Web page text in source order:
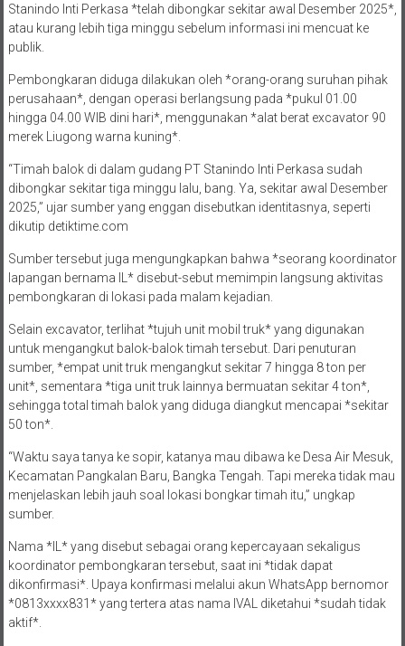
Stanindo Inti Perkasa *telah dibongkar sekitar awal Desember 2025*,
atau kurang lebih tiga minggu sebelum informasi ini mencuat ke
publik.
Pembongkaran diduga dilakukan oleh *orang-orang suruhan pihak
perusahaan*, dengan operasi berlangsung pada *pukul 01.00
hingga 04.00 WIB dini hari*, menggunakan *alat berat excavator 90
merek Liugong warna kuning*.
“Timah balok di dalam gudang PT Stanindo Inti Perkasa sudah
dibongkar sekitar tiga minggu lalu, bang. Ya, sekitar awal Desember
2025,” ujar sumber yang enggan disebutkan identitasnya, seperti
dikutip detiktime.com
Sumber tersebut juga mengungkapkan bahwa *seorang koordinator
lapangan bernama IL* disebut-sebut memimpin langsung aktivitas
pembongkaran di lokasi pada malam kejadian.
Selain excavator, terlihat *tujuh unit mobil truk* yang digunakan
untuk mengangkut balok-balok timah tersebut. Dari penuturan
sumber, *empat unit truk mengangkut sekitar 7 hingga 8 ton per
unit*, sementara *tiga unit truk lainnya bermuatan sekitar 4 ton*,
sehingga total timah balok yang diduga diangkut mencapai *sekitar
50 ton*.
“Waktu saya tanya ke sopir, katanya mau dibawa ke Desa Air Mesuk,
Kecamatan Pangkalan Baru, Bangka Tengah. Tapi mereka tidak mau
menjelaskan lebih jauh soal lokasi bongkar timah itu,” ungkap
sumber.
Nama *IL* yang disebut sebagai orang kepercayaan sekaligus
koordinator pembongkaran tersebut, saat ini *tidak dapat
dikonfirmasi*. Upaya konfirmasi melalui akun WhatsApp bernomor
*0813xxxx831* yang tertera atas nama IVAL diketahui *sudah tidak
aktif*.